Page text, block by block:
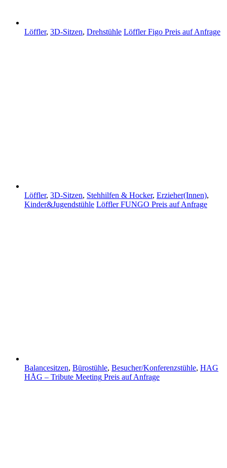
Löffler, 3D-Sitzen, Drehstühle Löffler Figo Preis auf Anfrage
Löffler, 3D-Sitzen, Stehhilfen & Hocker, Erzieher(Innen),
Kinder&Jugendstühle Löffler FUNGO Preis auf Anfrage
Balancesitzen, Bürostühle, Besucher/Konferenzstühle, HAG
HÅG – Tribute Meeting Preis auf Anfrage